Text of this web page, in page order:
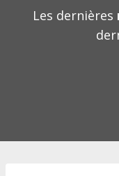
Les dernières